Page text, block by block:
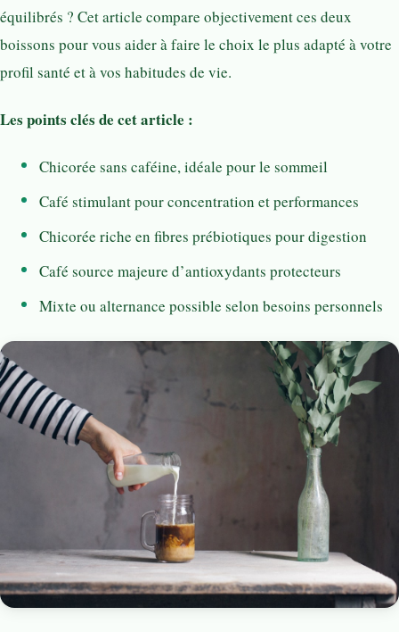
équilibrés ? Cet article compare objectivement ces deux
boissons pour vous aider à faire le choix le plus adapté à votre
profil santé et à vos habitudes de vie.
Les points clés de cet article :
Chicorée sans caféine, idéale pour le sommeil
Café stimulant pour concentration et performances
Chicorée riche en fibres prébiotiques pour digestion
Café source majeure d’antioxydants protecteurs
Mixte ou alternance possible selon besoins personnels